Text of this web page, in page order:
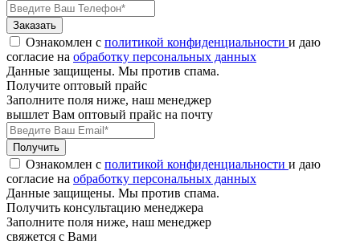
Заказать
Ознакомлен с политикой конфиденциальности и даю
согласие на обработку персональных данных
Данные защищены. Мы против спама.
Получите оптовый прайс
Заполните поля ниже, наш менеджер
вышлет Вам оптовый прайс на почту
Получить
Ознакомлен с политикой конфиденциальности и даю
согласие на обработку персональных данных
Данные защищены. Мы против спама.
Получить консультацию менеджера
Заполните поля ниже, наш менеджер
свяжется с Вами